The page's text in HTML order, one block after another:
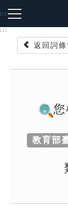
到
主
:::
成語故事
:::
返回詞條
您
教育部